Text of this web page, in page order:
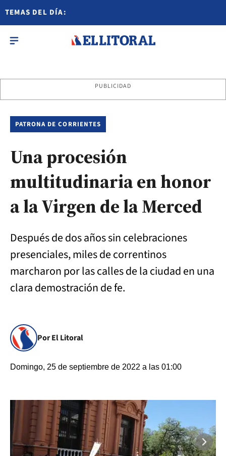
TEMAS DEL DÍA:
PUBLICIDAD
PATRONA DE CORRIENTES
Una procesión
multitudinaria en honor
a la Virgen de la Merced
Después de dos años sin celebraciones
presenciales, miles de correntinos
marcharon por las calles de la ciudad en una
clara demostración de fe.
Por El Litoral
Domingo, 25 de septiembre de 2022 a las 01:00